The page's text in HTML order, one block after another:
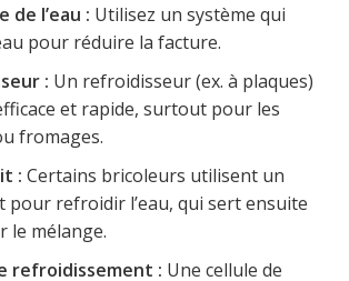
de l’eau : Utilisez un système qui
pour réduire la facture.
: Un refroidisseur (ex. à plaques)
et rapide, surtout pour les
fromages.
: Certains bricoleurs utilisent un
pour refroidir l’eau, qui sert ensuite
le mélange.
refroidissement : Une cellule de